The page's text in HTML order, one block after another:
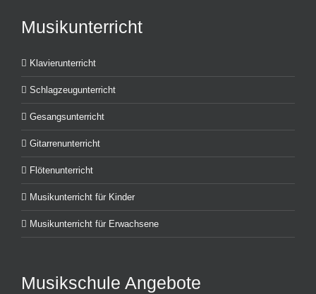
Musikunterricht
Klavierunterricht
Schlagzeugunterricht
Gesangsunterricht
Gitarrenunterricht
Flötenunterricht
Musikunterricht für Kinder
Musikunterricht für Erwachsene
Musikschule Angebote